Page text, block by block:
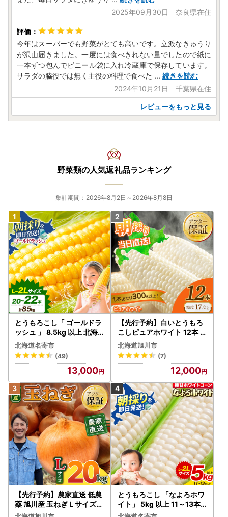
2025年09月30日 奈良県在住
今年はスーパーでも野菜がとても高いです。立派なきゅうり
が沢山届きました。一度には食べきれない量でしたので紙に
一本ずつ包んでビニール袋に入れ冷蔵庫で保存しています。
サラダの脇役では無く主役の料理で食べた ... 続きを読む
2024年10月21日 千葉県在住
レビューをもっと見る
野菜類の人気返礼品ランキング
集計期間：2026年8月2日～2026年8月8日
とうもろこし「 ゴールドラ
ッシュ 」 8.5kg 以上 北海
道 名寄 スイートコーン
北海道名寄市
(49)
13,000
【先行予約】白いとうもろ
こしピュアホワイト 12本 3.
6kg（2026年8月下旬から
発送開始） とうもろこし
北海道旭川市
(7)
12,000
【先行予約】農家直送 低農
薬 旭川産 玉ねぎＬサイズ2
0kg(2026年9月発送開始
とうもろこし 「なよろホワ
イト」 5kg 以上 11～13本
名寄 とうもろこし